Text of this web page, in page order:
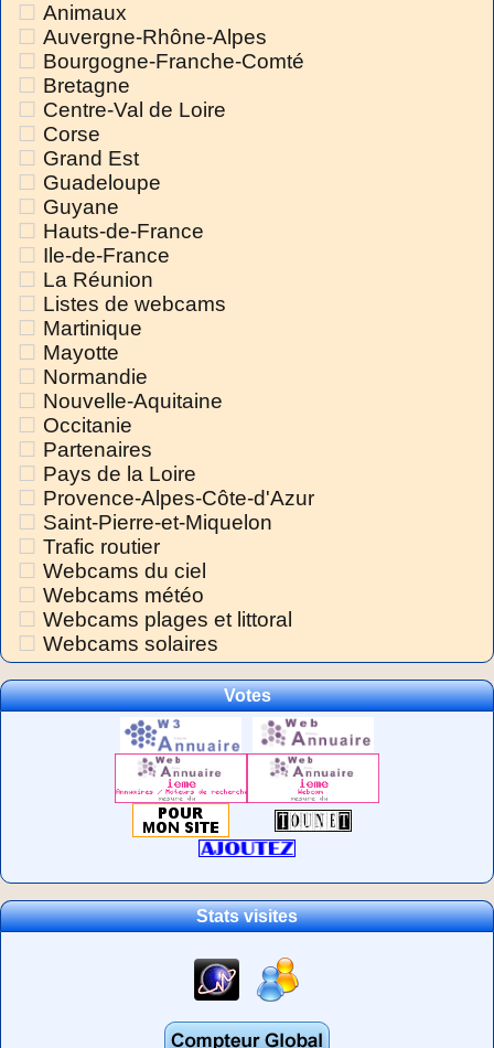
Animaux
Auvergne-Rhône-Alpes
Bourgogne-Franche-Comté
Bretagne
Centre-Val de Loire
Corse
Grand Est
Guadeloupe
Guyane
Hauts-de-France
Ile-de-France
La Réunion
Listes de webcams
Martinique
Mayotte
Normandie
Nouvelle-Aquitaine
Occitanie
Partenaires
Pays de la Loire
Provence-Alpes-Côte-d'Azur
Saint-Pierre-et-Miquelon
Trafic routier
Webcams du ciel
Webcams météo
Webcams plages et littoral
Webcams solaires
Votes
Stats visites